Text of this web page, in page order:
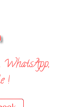
WhatsApp,
!